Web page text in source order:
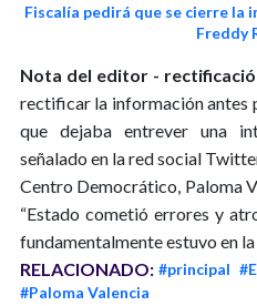
Fiscalía pedirá que se cierre la
Freddy
Nota del editor -
rectificar la información antes
que dejaba entrever una
señalado en la red social
Centro Democrático, Paloma
“Estado cometió errores y
fundamentalmente estuvo en
RELACIONADO: #principal
#Paloma Valencia